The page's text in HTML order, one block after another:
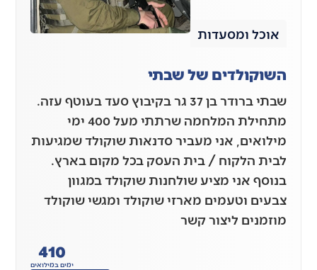
אוכל ומסעדות
השוקולדים של שבתי
שבתי ברודר בן 37 גר בקיבוץ סעד בעוטף עזה.
מתחילת המלחמה שרתתי מעל 400 ימי
מילואים, אני מעביר סדנאות שוקולד שמגיעות
לבית הלקוח / בית העסק בכל מקום בארץ.
בנוסף אני מציע שולחנות שוקולד במגוון
צבעים וטעמים מארזי שוקולד ומגשי שוקולד
מוזמנים ליצור קשר
ימים במילואים
410